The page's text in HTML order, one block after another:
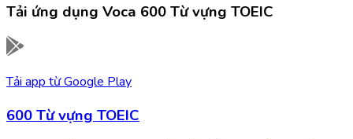
Tải ứng dụng Voca 600 Từ vựng TOEIC
Tải app từGoogle Play
600 Từ vựng TOEIC